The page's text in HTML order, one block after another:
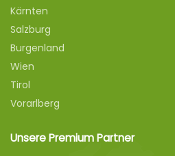
Kärnten
Salzburg
Burgenland
Wien
Tirol
Vorarlberg
Unsere Premium Partner